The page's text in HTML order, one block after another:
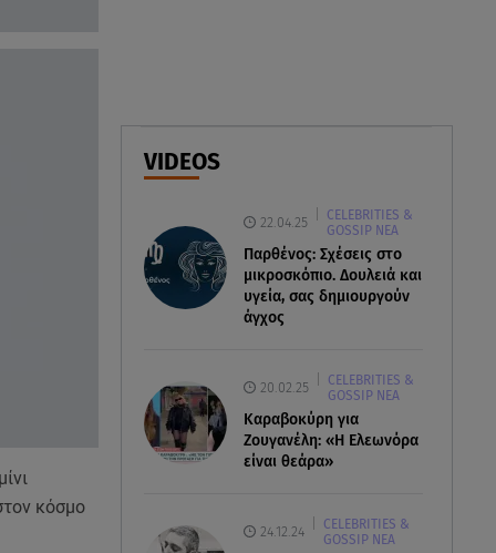
χωρίς εξοπλισμό
06.08.26 , 13:54
Ρέβη - Τότσικας: Με τα 11χρονα
παιδιά τους στο σπίτι τους στην
Τήνο
VIDEOS
22.04.25
CELEBRITIES &
GOSSIP ΝΕΑ
Παρθένος: Σχέσεις στο
μικροσκόπιο. Δουλειά και
υγεία, σας δημιουργούν
άγχος
20.02.25
CELEBRITIES &
GOSSIP ΝΕΑ
Καραβοκύρη για
Ζουγανέλη: «Η Ελεωνόρα
είναι θεάρα»
24.12.24
CELEBRITIES &
GOSSIP ΝΕΑ
κόσμο